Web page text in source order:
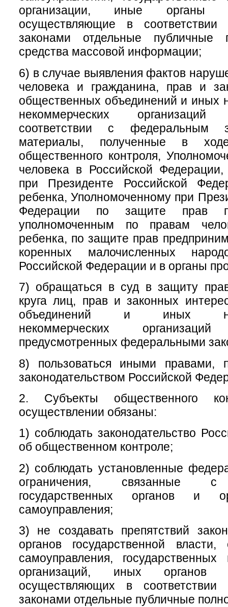
организации, иные органы
осуществляющие в
законами отдельные
средства массовой информации;
6) в случае выявления фактов
человека и гражданина, прав и
общественных объединений и иных
некоммерческих
соответствии с федеральным
материалы, полученные в
общественного контроля,
человека в Российской
при Президенте Российской
ребенка, Уполномоченному при
Федерации по защите прав
уполномоченным по правам
ребенка, по защите прав
коренных малочисленных
Российской Федерации и в органы
7) обращаться в суд в защиту
круга лиц, прав и законных
объединений и иных
некоммерческих
предусмотренных федеральными
8) пользоваться иными правами,
законодательством Российской
2. Субъекты общественного
осуществлении обязаны:
1) соблюдать законодательство
об общественном контроле;
2) соблюдать установленные
ограничения, связанные с
государственных органов и
самоуправления;
3) не создавать препятствий
органов государственной власти,
самоуправления,
организаций, иных органов
осуществляющих в
законами отдельные публичные